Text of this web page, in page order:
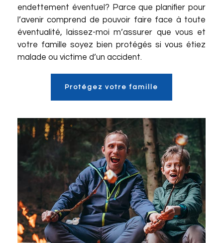
endettement éventuel? Parce que planifier pour
l’avenir comprend de pouvoir faire face à toute
éventualité, laissez-moi m’assurer que vous et
votre famille soyez bien protégés si vous étiez
malade ou victime d’un accident.
Protégez votre famille